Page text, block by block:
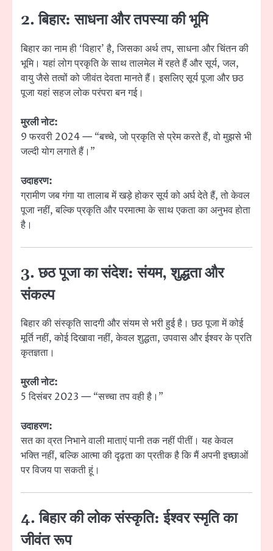
2. बिहार: साधना और तपस्या की भूमि
बिहार का नाम ही ‘विहार’ है, जिसका अर्थ तप, साधना और चिंतन की
भूमि। यहां लोग प्रकृति के साथ तालमेल में रहते हैं और सूर्य, जल,
वायु जैसे तत्वों को जीवंत देवता मानते हैं। इसलिए सूर्य पूजा और छठ
पूजा यहां सहज लोक परंपरा बन गई।
मुरली नोट:
9 फरवरी 2024 — “बच्चे, जो प्रकृति से प्रेम करते हैं, वो मुझसे भी
जल्दी योग लगाते हैं।”
उदाहरण:
ग्रामीण जब गंगा या तालाब में खड़े होकर सूर्य को अर्घ देते हैं, तो केवल
पूजा नहीं, बल्कि प्रकृति और परमात्मा के साथ एकता का अनुभव होता
है।
3. छठ पूजा का संदेश: संयम, शुद्धता और
संकल्प
बिहार की संस्कृति सादगी और संयम से भरी हुई है। छठ पूजा में कोई
मूर्ति नहीं, कोई दिखावा नहीं, केवल शुद्धता, उपवास और ईश्वर के प्रति
कृतज्ञता।
मुरली नोट:
5 दिसंबर 2023 — “सच्चा तप वही है।”
उदाहरण:
सत का व्रत निभाने वाली माताएं पानी तक नहीं पीतीं। यह केवल
भक्ति नहीं, बल्कि आत्मा की दृढ़ता का प्रतीक है कि मैं अपनी इच्छाओं
पर विजय पा सकती हूं।
4. बिहार की लोक संस्कृति: ईश्वर स्मृति का
जीवंत रूप